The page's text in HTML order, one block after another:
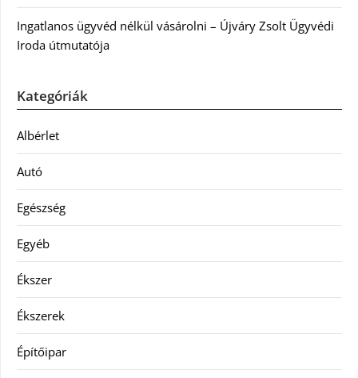
Ingatlanos ügyvéd nélkül vásárolni – Újváry Zsolt Ügyvédi
Iroda útmutatója
Kategóriák
Albérlet
Autó
Egészség
Egyéb
Ékszer
Ékszerek
Építőipar